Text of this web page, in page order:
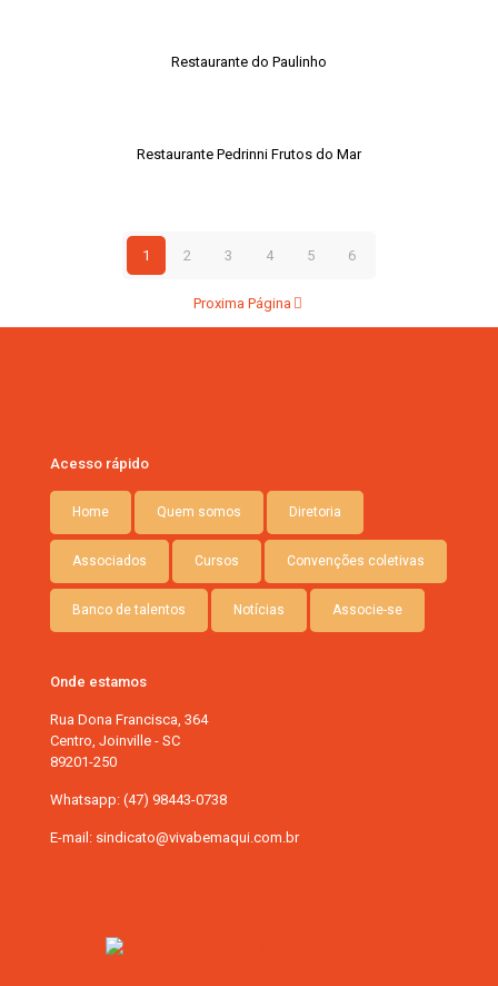
Restaurante do Paulinho
Restaurante Pedrinni Frutos do Mar
1 2 3 4 5 6
Proxima Página
Acesso rápido
Home Quem somos Diretoria
Associados Cursos Convenções coletivas
Banco de talentos Notícias Associe-se
Onde estamos
Rua Dona Francisca, 364
Centro, Joinville - SC
89201-250
Whatsapp: (47) 98443-0738
E-mail: sindicato@vivabemaqui.com.br